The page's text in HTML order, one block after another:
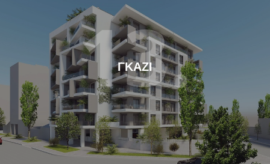
ΓΚΑΖΙ
13.